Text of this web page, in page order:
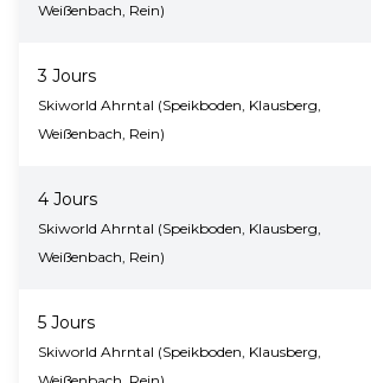
Weißenbach, Rein)
3 Jours
Skiworld Ahrntal (Speikboden, Klausberg,
Weißenbach, Rein)
4 Jours
Skiworld Ahrntal (Speikboden, Klausberg,
Weißenbach, Rein)
5 Jours
Skiworld Ahrntal (Speikboden, Klausberg,